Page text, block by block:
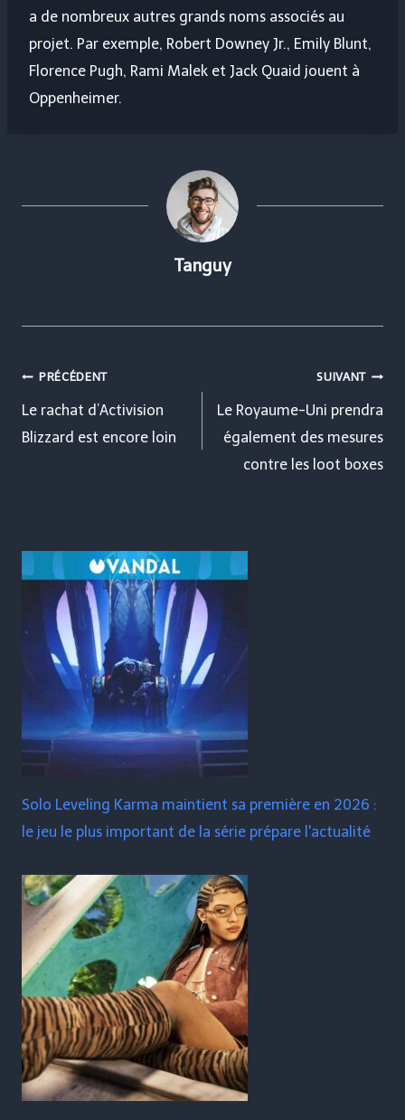
a de nombreux autres grands noms associés au
projet. Par exemple, Robert Downey Jr., Emily Blunt,
Florence Pugh, Rami Malek et Jack Quaid jouent à
Oppenheimer.
Tanguy
Navigation
de
l’article
PRÉCÉDENT
Le rachat d’Activision
Blizzard est encore loin
SUIVANT
Le Royaume-Uni prendra
également des mesures
contre les loot boxes
Solo Leveling Karma maintient sa première en 2026 :
le jeu le plus important de la série prépare l'actualité